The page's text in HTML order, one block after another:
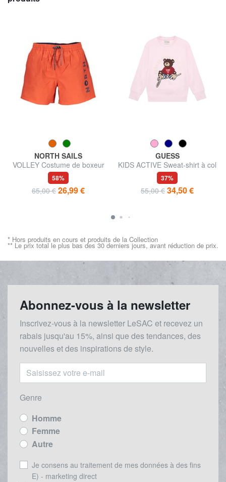
NORTH SAILS
VOLLEY Costume de boxeur
avec logo latéral
58%
65,00 € 26,99 €
GUESS
KIDS ACTIVE Sweat-shirt à col
rond pour filles
37%
55,00 € 34,50 €
* Hors produits en cours et produits de la Collection
** Le prix total le plus bas des 30 derniers jours, avant réduction de prix.
Abonnez-vous à la newsletter
Inscrivez-vous à la newsletter LeSAC et recevez un
rabais jusqu'au 15%, ainsi que des tendances, des
nouvelles et des inspirations de style.
Genre
Homme
Femme
Autre
Je consens au traitement de mes données à des fins
E) - marketing direct